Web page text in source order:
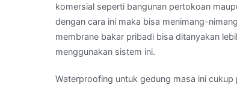
komersial seperti bangunan pertokoan
dengan cara ini maka bisa menimang-
membrane bakar pribadi bisa ditanyakan
menggunakan sistem ini.
Waterproofing untuk gedung masa ini